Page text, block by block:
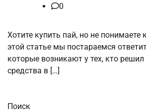
0
Хотите купить пай, но не понимаете
этой статье мы постараемся
которые возникают у тех, кто решил
средства в […]
Поиск